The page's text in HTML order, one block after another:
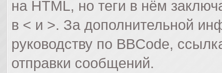
на HTML, но теги в нём
в < и >. За дополнительной
руководству по BBCode,
отправки сообщений.